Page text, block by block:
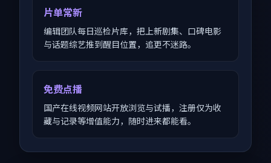
片单常新
编辑团队每日巡检片库，把上新剧集、口碑电影
与话题综艺推到醒目位置，追更不迷路。
免费点播
国产在线视频网站开放浏览与试播，注册仅为收
藏与记录等增值能力，随时进来都能看。